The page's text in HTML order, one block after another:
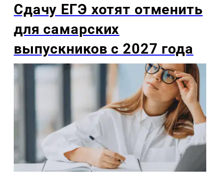
Сдачу ЕГЭ хотят отменить
для самарских
выпускников с 2027 года